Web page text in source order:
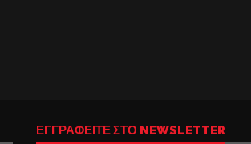
ΕΓΓΡΑΦΕΙΤΕ ΣΤΟ NEWSLETTER